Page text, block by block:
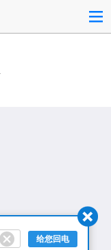
给您回电